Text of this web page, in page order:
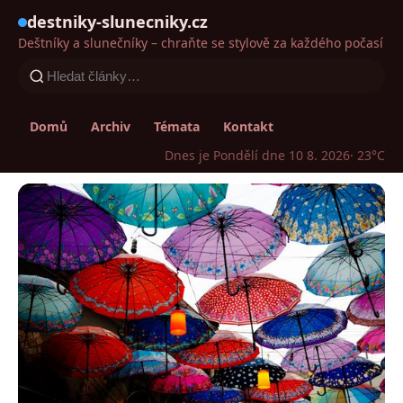
destniky-slunecniky.cz
Deštníky a slunečníky – chraňte se stylově za každého počasí
Domů Archiv Témata
Kontakt
Dnes je Pondělí dne 10 8. 2026· 23°C